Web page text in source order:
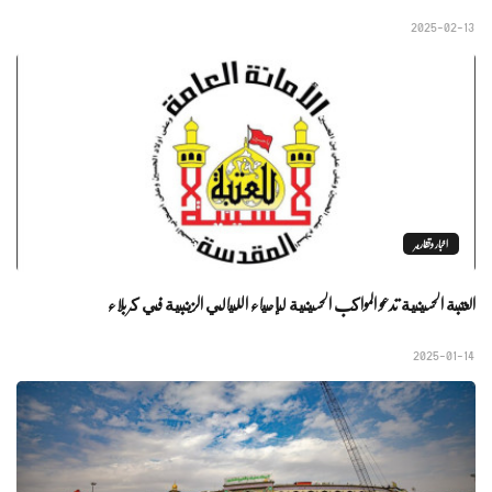
اخبار وتقارير
العتبة الحسينية تدعو المواكب الحسينية لإحياء الليالي الزينبية في كربلاء